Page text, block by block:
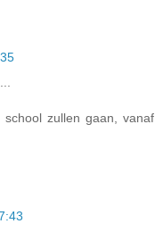
zullen gaan, vanaf